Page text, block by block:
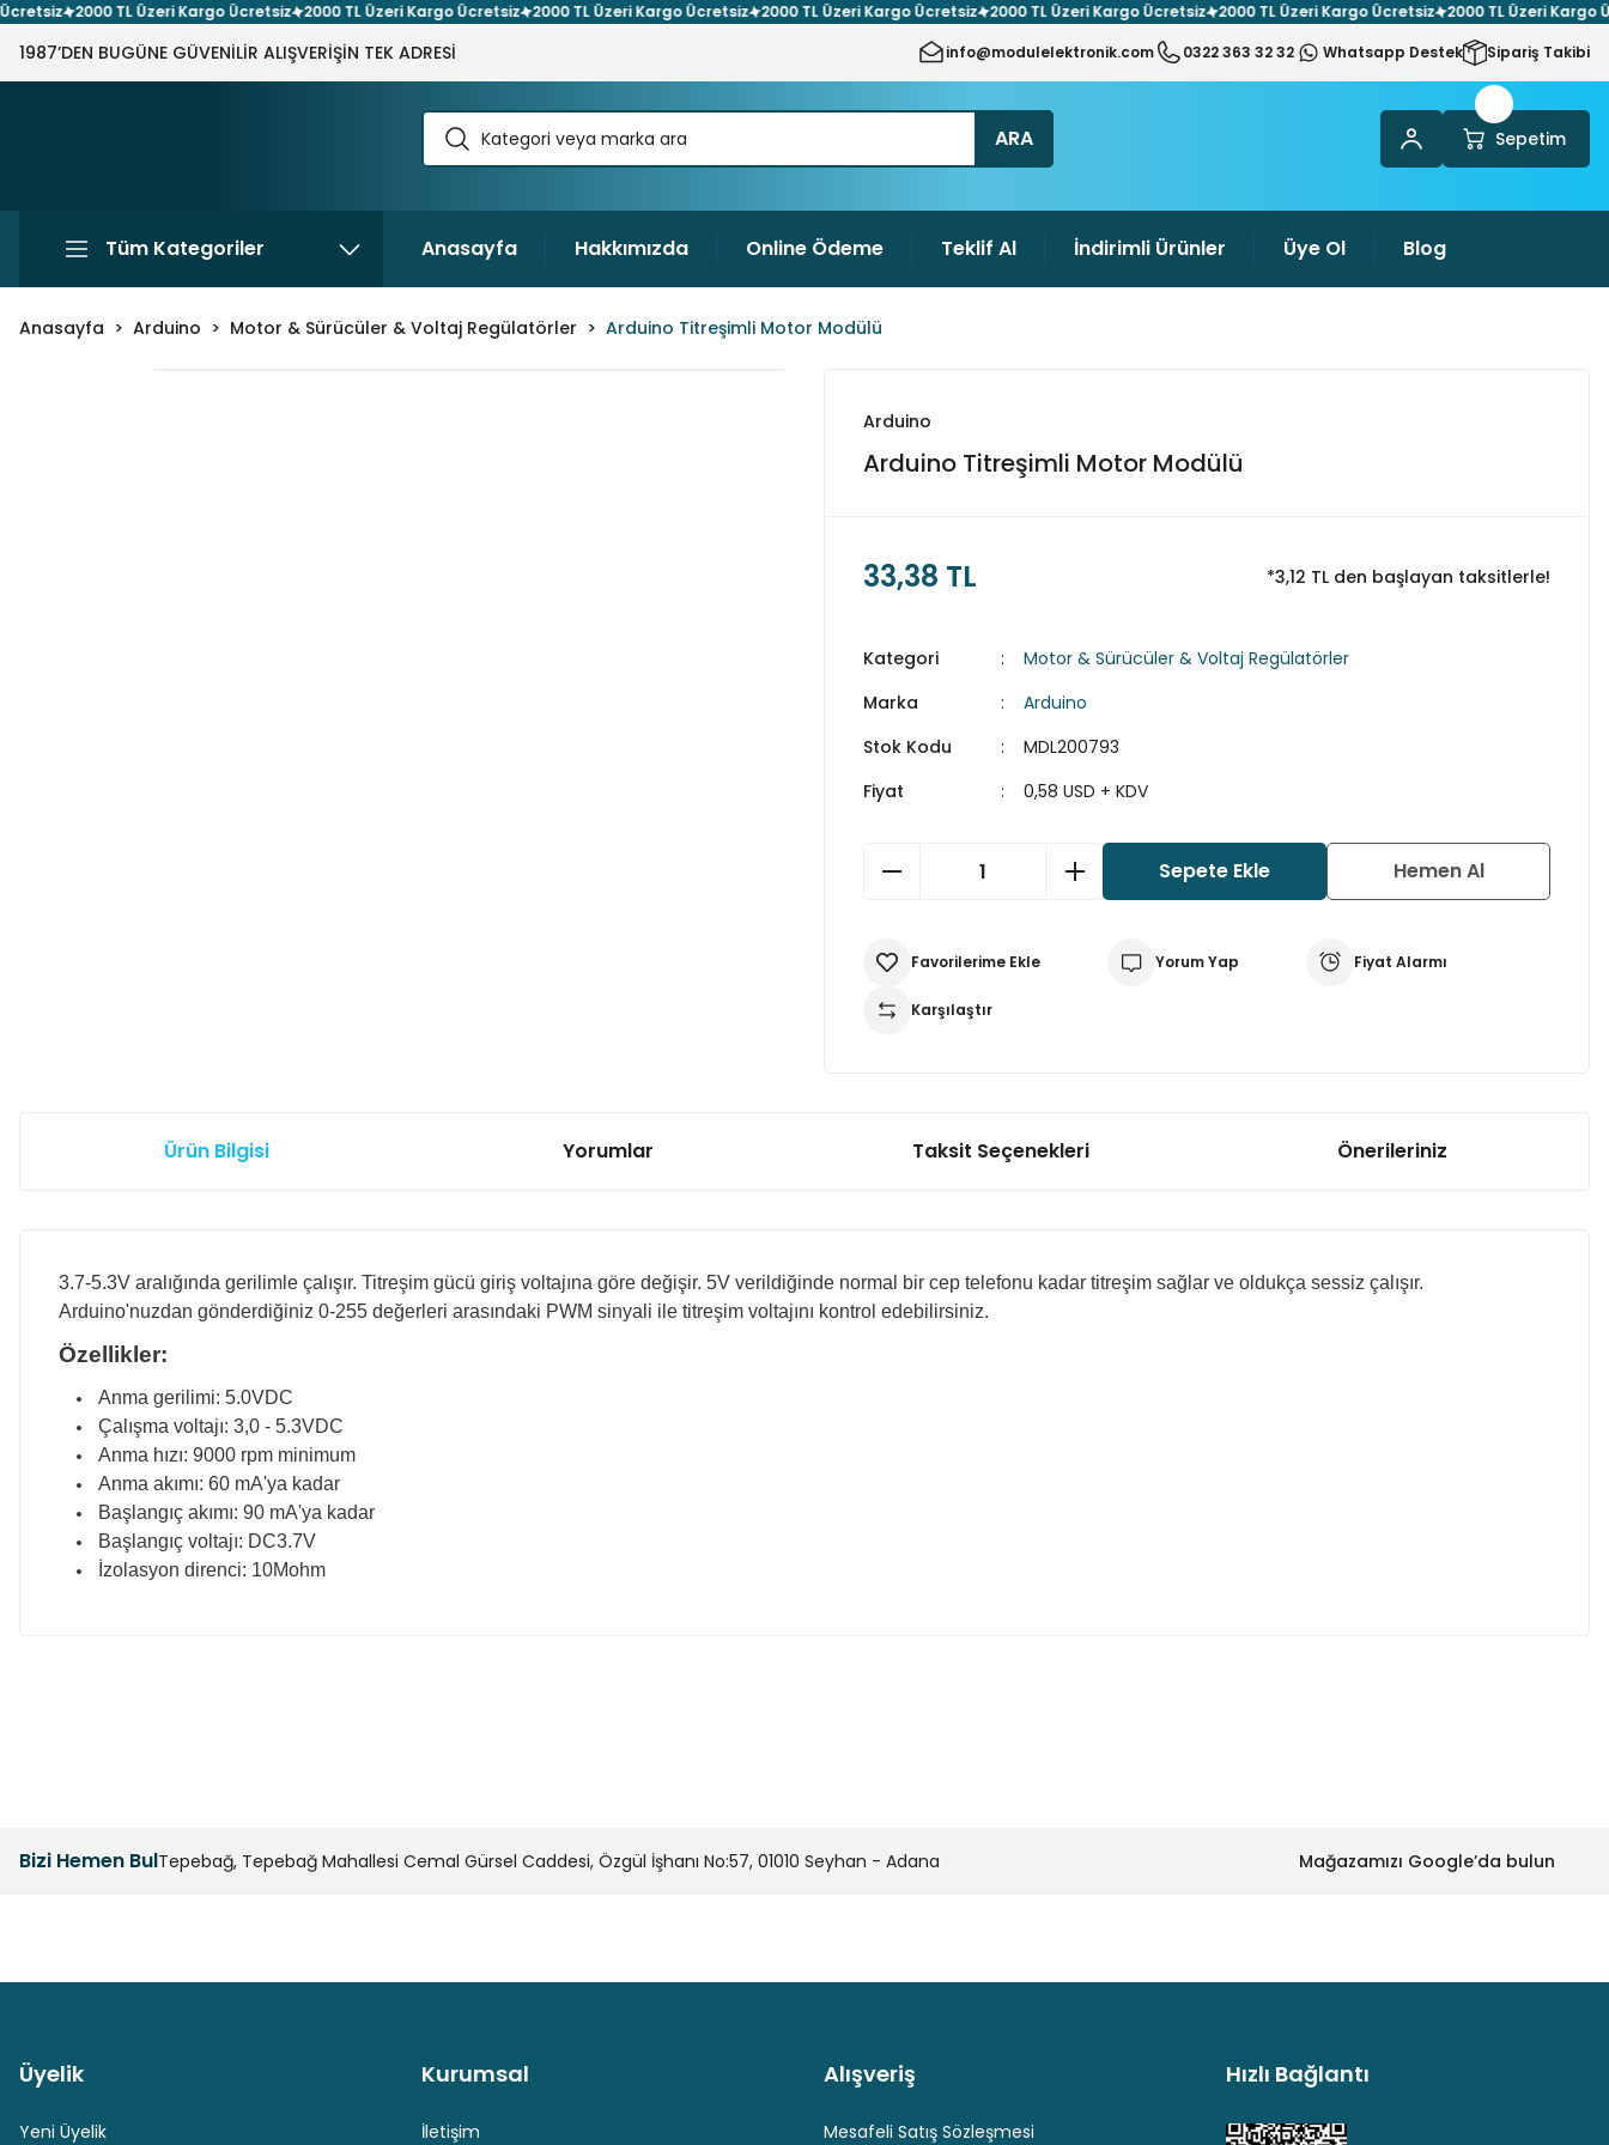
2000 TL Üzeri Kargo Ücretsiz 2000 TL Üzeri Kargo Ücretsiz 2000 TL Üzeri Kargo Ücretsiz 2000 TL Üzeri Kargo Ücretsiz 2000 TL Üzeri Kargo Ücretsiz 2000 TL Üzeri Kargo Ücretsiz 2000 TL Üzeri Kargo
1987’DEN BUGÜNE GÜVENİLİR ALIŞVERİŞİN TEK ADRESİ info@modulelektronik.com 0322 363 32 32 Whatsapp Destek Sipariş Takibi
ARA Sepetim
Tüm Kategoriler Anasayfa Hakkımızda Online Ödeme Teklif Al İndirimli Ürünler Üye Ol Blog
Anasayfa Arduino Motor & Sürücüler & Voltaj Regülatörler Arduino Titreşimli Motor Modülü
Arduino
Arduino Titreşimli Motor Modülü
33,38 TL *3,12 TL den başlayan taksitlerle!
Kategori
Motor & Sürücüler & Voltaj Regülatörler
Marka
Arduino
Stok Kodu
MDL200793
Fiyat
0,58 USD + KDV
Sepete Ekle Hemen Al
Yorum Yap Fiyat Alarmı
Karşılaştır
Ürün Bilgisi Yorumlar Taksit Seçenekleri Önerileriniz
3.7-5.3V aralığında gerilimle çalışır. Titreşim gücü giriş voltajına göre değişir. 5V verildiğinde normal bir cep telefonu kadar titreşim sağlar ve oldukça sessiz çalışır.
Arduino'nuzdan gönderdiğiniz 0-255 değerleri arasındaki PWM sinyali ile titreşim voltajını kontrol edebilirsiniz.
Özellikler:
Anma gerilimi: 5.0VDC
Çalışma voltajı: 3,0 - 5.3VDC
Anma hızı: 9000 rpm minimum
Anma akımı: 60 mA'ya kadar
Başlangıç akımı: 90 mA'ya kadar
Başlangıç voltajı: DC3.7V
İzolasyon direnci: 10Mohm
Ürün bilgilerinde hatalar bulunuyor.
Bizi Hemen BulTepebağ, Tepebağ Mahallesi Cemal Gürsel Caddesi, Özgül İşhanı No:57, 01010 Seyhan - Adana Mağazamızı Google’da bulun
Güvenli Ödeme Hediyeli Ürün Seçenekleri
Üyelik
Yeni Üyelik
Kurumsal
İletişim
Alışveriş
Mesafeli Satış Sözleşmesi
Hızlı Bağlantı